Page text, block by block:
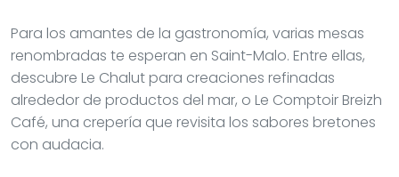
Para los amantes de la gastronomía, varias mesas
renombradas te esperan en Saint-Malo. Entre ellas,
descubre Le Chalut para creaciones refinadas
alrededor de productos del mar, o Le Comptoir Breizh
Café, una crepería que revisita los sabores bretones
con audacia.